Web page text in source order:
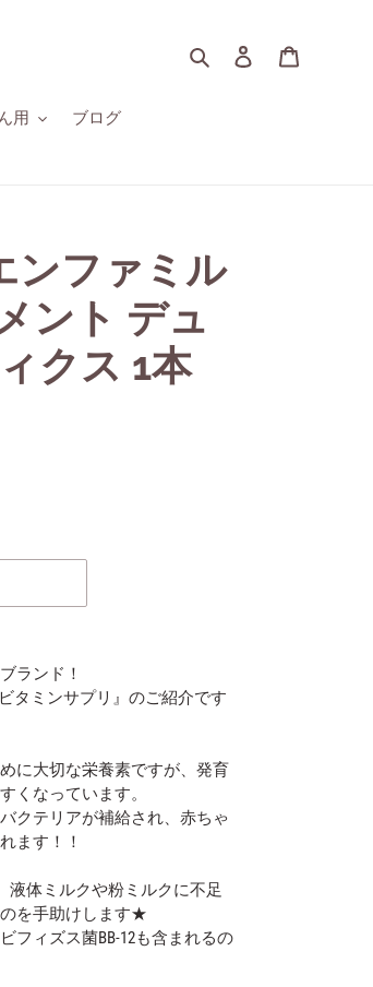
検索 ログイン
用 ブログ
ンファミル
ント デュ
クス 1本
ランド！
タミンサプリ』のご紹介です
に大切な栄養素ですが、発育
くなっています。
クテリアが補給され、赤ちゃ
ます！！
液体ミルクや粉ミルクに不足
を手助けします★
フィズス菌BB-12も含まれるの